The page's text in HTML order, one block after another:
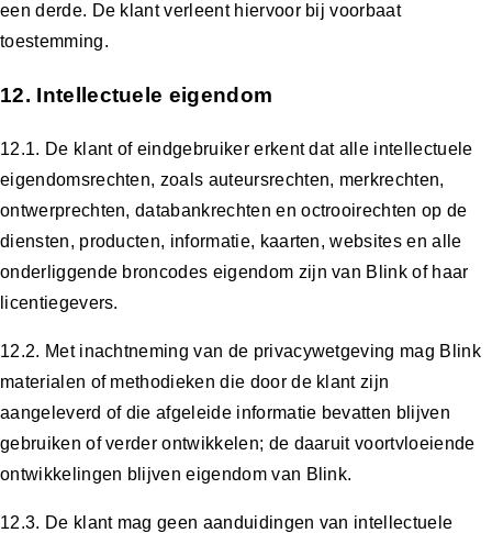
een derde. De klant verleent hiervoor bij voorbaat
toestemming.
12. Intellectuele eigendom
12.1. De klant of eindgebruiker erkent dat alle intellectuele
eigendomsrechten, zoals auteursrechten, merkrechten,
ontwerprechten, databankrechten en octrooirechten op de
diensten, producten, informatie, kaarten, websites en alle
onderliggende broncodes eigendom zijn van Blink of haar
licentiegevers.
12.2. Met inachtneming van de privacywetgeving mag Blink
materialen of methodieken die door de klant zijn
aangeleverd of die afgeleide informatie bevatten blijven
gebruiken of verder ontwikkelen; de daaruit voortvloeiende
ontwikkelingen blijven eigendom van Blink.
12.3. De klant mag geen aanduidingen van intellectuele